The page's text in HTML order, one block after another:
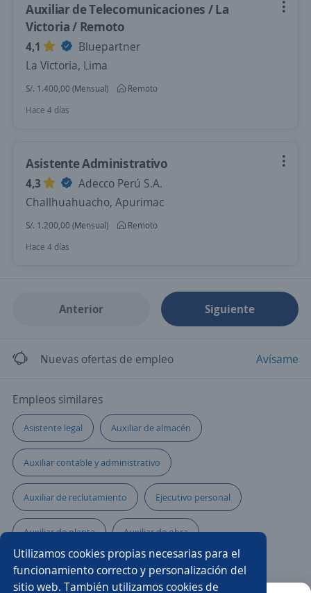
Auxiliar de Telecomunicaciones / La
Victoria / Remoto
4,1
Bluepartner
La Victoria, Lima
S/. 1.400,00 (Mensual)
Remoto
Hace 4 días
Asistente Administrativo
4,3
Adecco Perú S.A.
Challhuahuacho, Apurimac
S/. 1.200,00 (Mensual)
Remoto
Hace 4 días
Anterior Siguiente
Nuevas ofertas de empleo Avísame
Empleos similares
Asistente legal Auxiliar de almacén
Auxiliar contable y administrativo
Auxiliar de reclutamiento Ejecutivo personal
Auxiliar de planta Auxiliar de obra
Auxiliar de almacén montacarguista
Utilizamos cookies propias necesarias para el
funcionamiento correcto y personalización del
sitio web. También utilizamos cookies de